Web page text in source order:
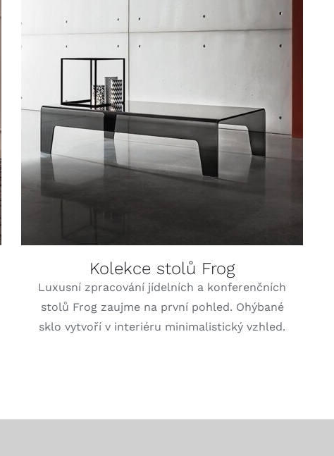
DETAILY
Kolekce stolů Frog
Luxusní zpracování jídelních a konferenčních
stolů Frog zaujme na první pohled. Ohýbané
sklo vytvoří v interiéru minimalistický vzhled.